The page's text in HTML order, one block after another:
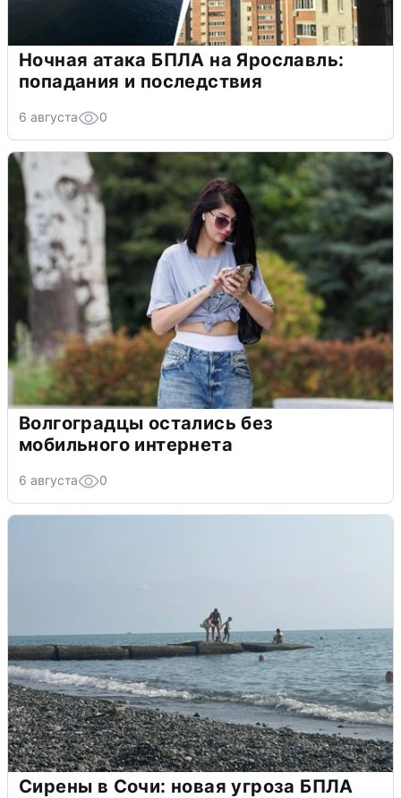
Ночная атака БПЛА на Ярославль:
попадания и последствия
6 августа 0
Волгоградцы остались без
мобильного интернета
6 августа 0
Сирены в Сочи: новая угроза БПЛА